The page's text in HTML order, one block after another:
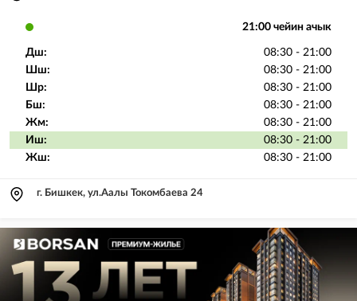
21:00 чейин ачык
Дш:
08:30 - 21:00
Шш:
08:30 - 21:00
Шр:
08:30 - 21:00
Бш:
08:30 - 21:00
Жм:
08:30 - 21:00
Иш:
08:30 - 21:00
Жш:
08:30 - 21:00
г. Бишкек, ул.Аалы Токомбаева 24